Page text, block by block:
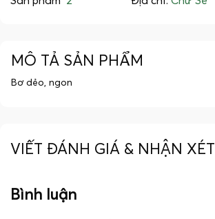
MÔ TẢ SẢN PHẨM
Bơ dẻo, ngon
VIẾT ĐÁNH GIÁ & NHẬN XÉT
Bình luận